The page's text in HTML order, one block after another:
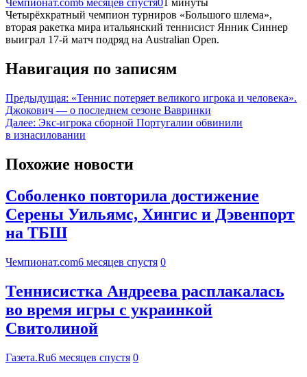
Четырёхкратный чемпион турниров «Большого шлема»,
вторая ракетка мира итальянский теннисист Янник Синнер
выиграл 17-й матч подряд на Australian Open.
Навигация по записям
Предыдущая: «Теннис потеряет великого игрока и человека».
Джокович — о последнем сезоне Вавринки
Далее: Экс-игрока сборной Португалии обвинили
в изнасиловании
Похожие новости
Соболенко повторила достижение
Серены Уильямс, Хингис и Дэвенпорт
на ТБШ
Чемпионат.com6 месяцев спустя 0
Теннисистка Андреева расплакалась
во время игры с украинкой
Свитолиной
Газета.Ru6 месяцев спустя 0